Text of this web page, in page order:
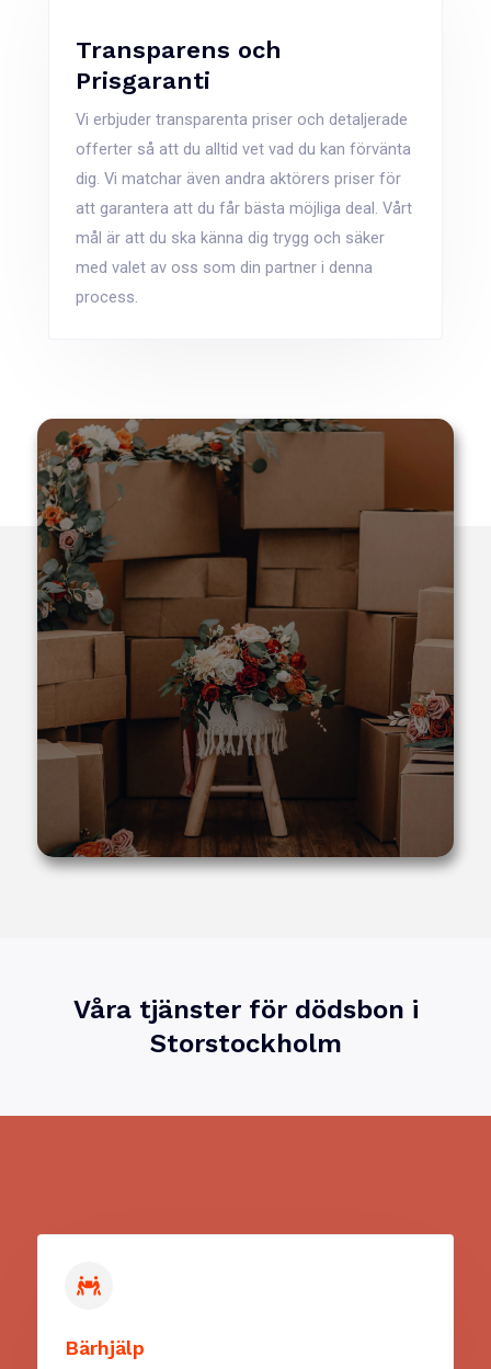
Transparens och
Prisgaranti
Vi erbjuder transparenta priser och detaljerade
offerter så att du alltid vet vad du kan förvänta
dig. Vi matchar även andra aktörers priser för
att garantera att du får bästa möjliga deal. Vårt
mål är att du ska känna dig trygg och säker
med valet av oss som din partner i denna
process​​.
Våra tjänster för dödsbon i
Storstockholm
Bärhjälp